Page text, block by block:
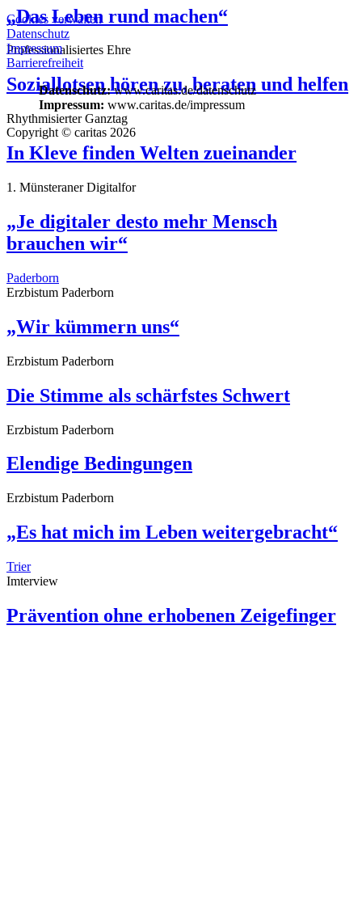
„Das Leben rund machen“
Professionalisiertes Ehre
Soziallotsen hören zu, beraten und helfen
Rhythmisierter Ganztag
In Kleve finden Welten zueinander
1. Münsteraner Digitalfor
„Je digitaler desto mehr Mensch
brauchen wir“
Paderborn
Erzbistum Paderborn
„Wir kümmern uns“
Erzbistum Paderborn
Die Stimme als schärfstes Schwert
Erzbistum Paderborn
Elendige Bedingungen
Erzbistum Paderborn
„Es hat mich im Leben weitergebracht“
Trier
Imterview
Prävention ohne erhobenen Zeigefinger
Cookies verwalten
Datenschutz
Impressum
Barrierefreiheit
Datenschutz:www.caritas.de/datenschutz
Impressum: www.caritas.de/impressum
Copyright © caritas 2026